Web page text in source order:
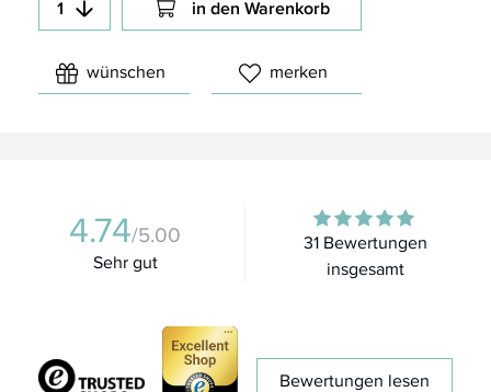
in den Warenkorb
wünschen merken
4.74/5.00
Sehr gut
31 Bewertungen
insgesamt
Bewertungen lesen